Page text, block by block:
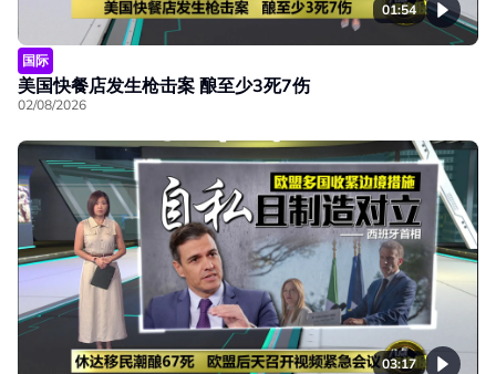
01:54
国际
美国快餐店发生枪击案 酿至少3死7伤
02/08/2026
03:17